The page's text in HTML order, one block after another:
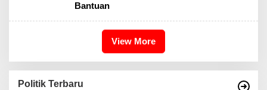
Bantuan
View More
Politik Terbaru